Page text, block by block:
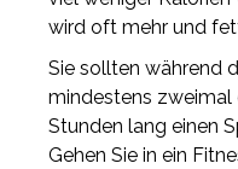
wird oft mehr und
Sie sollten während
mindestens zweimal
Stunden lang einen
Gehen Sie in ein